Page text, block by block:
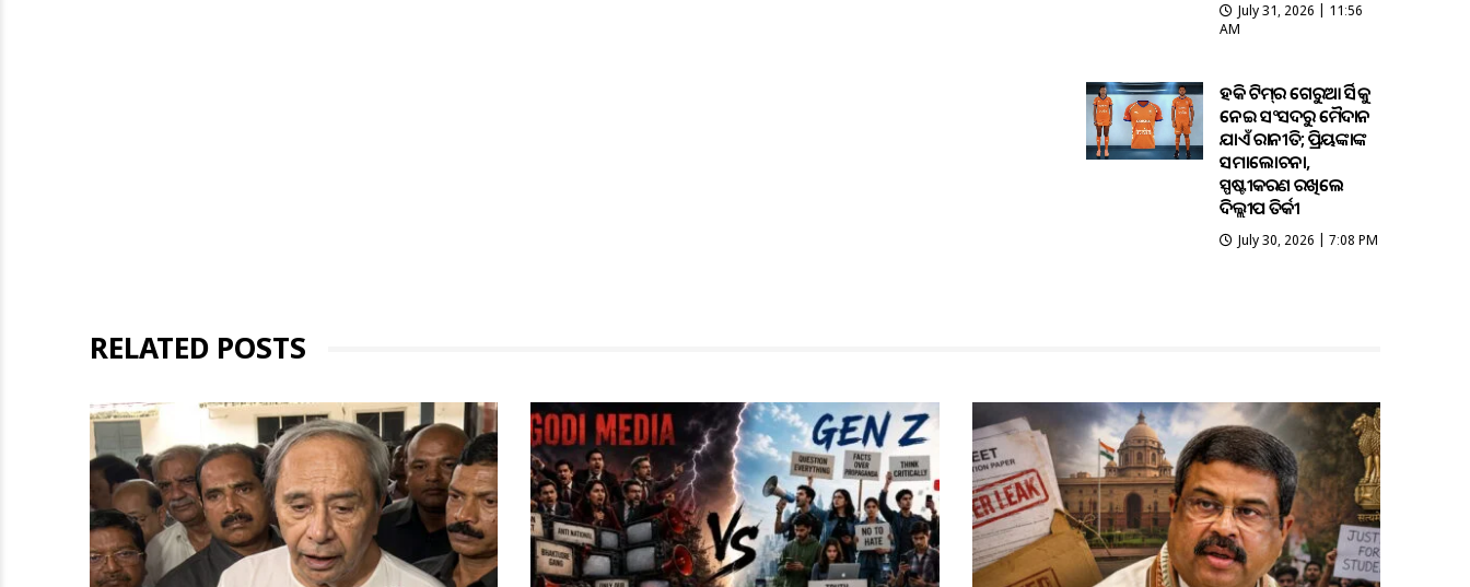
July 31, 2026 | 11:56
AM
ହକି ଟିମ୍‌ର ଗେରୁଆ ଜର୍ସିକୁ
ନେଇ ସଂସଦରୁ ମୈଦାନ
ଯାଏଁ ରାଜନୀତି; ପ୍ରିୟଙ୍କାଙ୍କ
ସମାଲୋଚନା,
ସ୍ପଷ୍ଟୀକରଣ ରଖିଲେ
ଦିଲ୍ଲୀପ ତିର୍କୀ
July 30, 2026 | 7:08 PM
RELATED POSTS